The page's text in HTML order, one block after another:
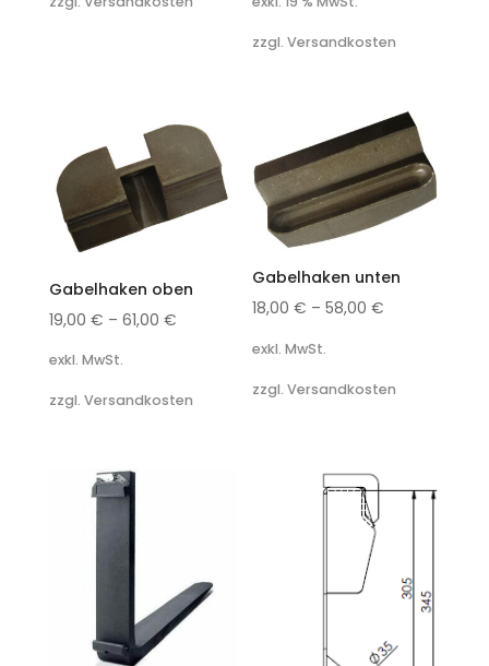
zzgl. Versandkosten
Gabelhaken oben
19,00 € – 61,00 €
exkl. MwSt.
zzgl. Versandkosten
Gabelhaken unten
18,00€ –58,00€
exkl. MwSt.
zzgl. Versandkosten